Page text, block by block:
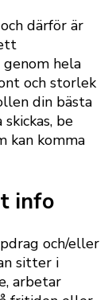
därför är
hela
och storlek
din bästa
be
kan komma
info
och/eller
sitter i
arbetar